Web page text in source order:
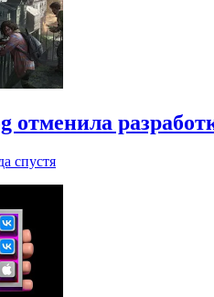
отменила
спустя